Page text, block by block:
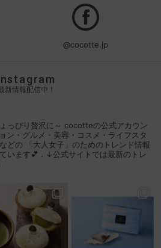
@cocotte.jp
新情報配信中！
っぴり贅沢に～ cocotteの公式アカウン
ン・グルメ・美容・コスメ・ライフスタ
どの 「大人女子」のためのトレンド情報
います💕
↓公式サイトでは最新のトレ